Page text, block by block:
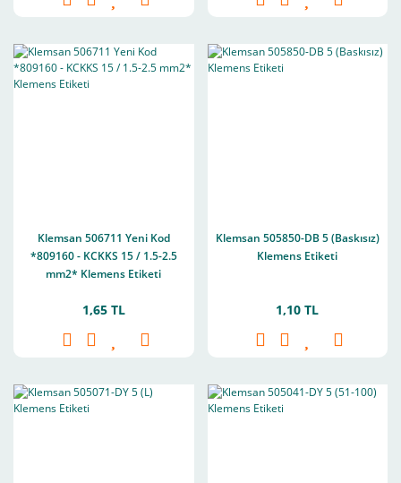
Klemsan 506711 Yeni Kod
*809160 - KCKKS 15 / 1.5-2.5
mm2* Klemens Etiketi
1,65 TL
Klemsan 505850-DB 5 (Baskısız)
Klemens Etiketi
1,10 TL